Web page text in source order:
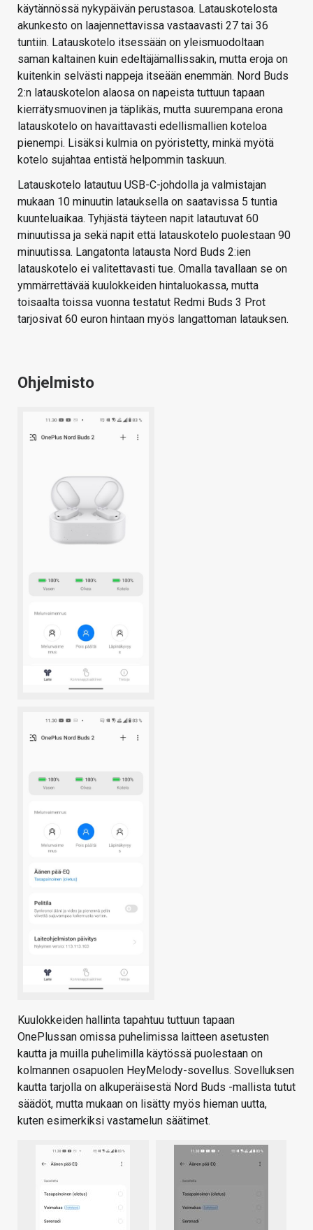
käytännössä nykypäivän perustasoa. Latauskotelosta
akunkesto on laajennettavissa vastaavasti 27 tai 36
tuntiin. Latauskotelo itsessään on yleismuodoltaan
saman kaltainen kuin edeltäjämallissakin, mutta eroja on
kuitenkin selvästi nappeja itseään enemmän. Nord Buds
2:n latauskotelon alaosa on napeista tuttuun tapaan
kierrätysmuovinen ja täplikäs, mutta suurempana erona
latauskotelo on havaittavasti edellismallien koteloa
pienempi. Lisäksi kulmia on pyöristetty, minkä myötä
kotelo sujahtaa entistä helpommin taskuun.
Latauskotelo latautuu USB-C-johdolla ja valmistajan
mukaan 10 minuutin latauksella on saatavissa 5 tuntia
kuunteluaikaa. Tyhjästä täyteen napit latautuvat 60
minuutissa ja sekä napit että latauskotelo puolestaan 90
minuutissa. Langatonta latausta Nord Buds 2:ien
latauskotelo ei valitettavasti tue. Omalla tavallaan se on
ymmärrettävää kuulokkeiden hintaluokassa, mutta
toisaalta toissa vuonna testatut Redmi Buds 3 Prot
tarjosivat 60 euron hintaan myös langattoman latauksen.
Ohjelmisto
Kuulokkeiden hallinta tapahtuu tuttuun tapaan
OnePlussan omissa puhelimissa laitteen asetusten
kautta ja muilla puhelimilla käytössä puolestaan on
kolmannen osapuolen HeyMelody-sovellus. Sovelluksen
kautta tarjolla on alkuperäisestä Nord Buds -mallista tutut
säädöt, mutta mukaan on lisätty myös hieman uutta,
kuten esimerkiksi vastamelun säätimet.